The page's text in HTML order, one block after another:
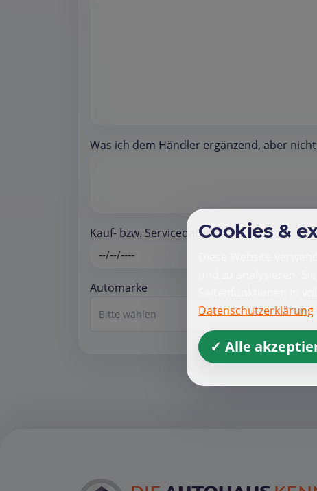
Was ich dem Händler ergänzend, aber
Kauf- bzw. Servicedatum *
Automarke
Bitte wählen
Cookies &
Diese Website
Datenschutzerklärung
✓ Alle